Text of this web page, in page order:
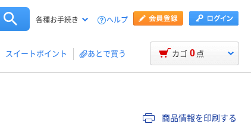
各種お手続き ヘルプ
スイートポイント あとで買う カゴ 0 点
商品情報を印刷する